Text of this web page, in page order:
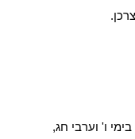
שעות פעילות ימים א'-ה', 10:00-19:00 בימי ו' וערבי חג,